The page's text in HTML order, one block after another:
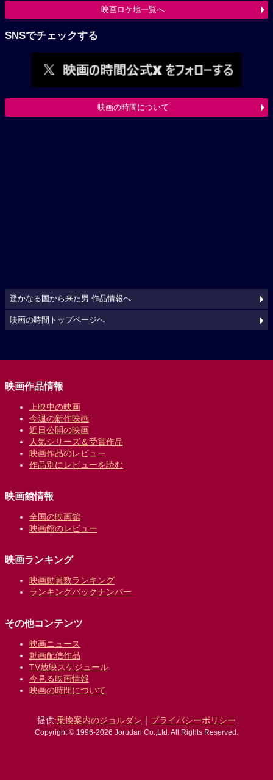
映画ロケ地一覧へ
SNSでチェックする
映画の時間について
遥かなる国から来た男 作品情報へ
映画の時間トップページへ
映画作品情報
上映中の映画
今週の新作映画
近日公開の映画
人気シリーズ＆受賞作品
映画作品のレビュー
作品別にレビューを読む
映画館情報
全国の映画館
映画館のレビュー
映画ランキング
映画動員数ランキング
ランキングバックナンバー
その他コンテンツ
映画ニュース
動画配信作品
TV放映スケジュール
今見る映画情報
映画の時間について
提供:乗換案内のジョルダン ｜ プライバシーポリシー
Copyright © 1996-2026 Jorudan Co.,Ltd. All Rights Reserved.